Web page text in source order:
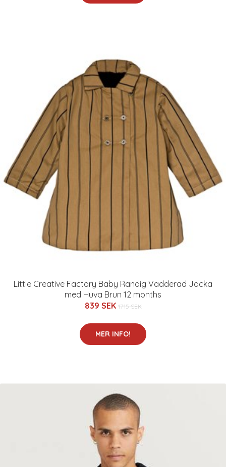
Little Creative Factory Baby Randig Vadderad Jacka
med Huva Brun 12 months
839 SEK 1715 SEK
MER INFO!